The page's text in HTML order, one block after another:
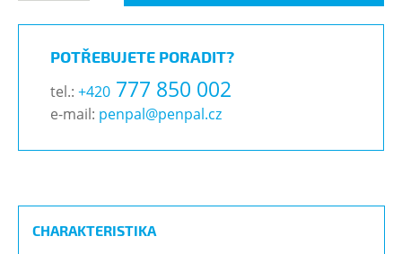
POTŘEBUJETE PORADIT?
tel.: +420 777 850 002
e-mail: penpal@penpal.cz
CHARAKTERISTIKA